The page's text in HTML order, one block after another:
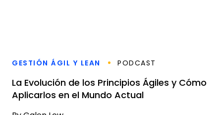
GESTIÓN ÁGIL Y LEAN PODCAST
La Evolución de los Principios Ágiles y Cómo
Aplicarlos en el Mundo Actual